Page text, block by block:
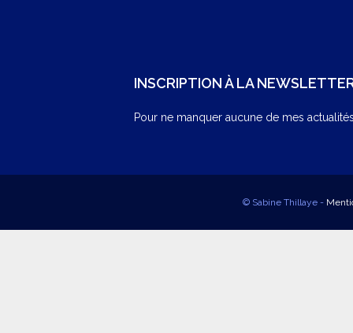
INSCRIPTION À LA
Pour ne manquer aucune de mes
© Sabine Thillaye -